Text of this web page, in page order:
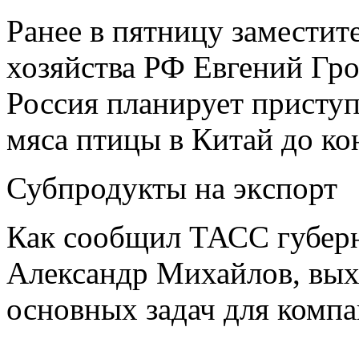
Ранее в пятницу
хозяйства РФ Евгений
Россия планирует
мяса птицы в Китай до
Субпродукты на экcпорт
Как сообщил ТАСС
Александр Михайлов,
основных задач для